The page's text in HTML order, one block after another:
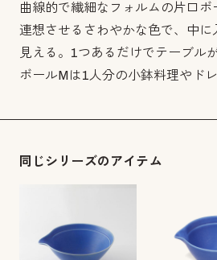
曲線的で繊細なフォルムの片口ボ
連想させるさわやかな色で、中に
見える。1つあるだけでテーブル
ボールMは1人分の小鉢料理やド
同じシリーズのアイテム